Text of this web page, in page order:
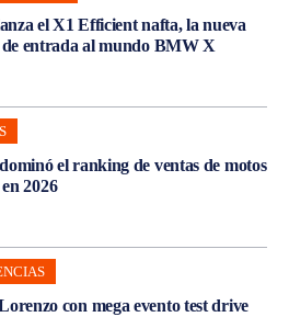
el X1 Efficient nafta, la nueva
entrada al mundo BMW X
el ranking de ventas de motos
2026
con mega evento test drive